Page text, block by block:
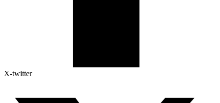
X-twitter